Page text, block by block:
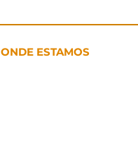
ONDE ESTAMOS